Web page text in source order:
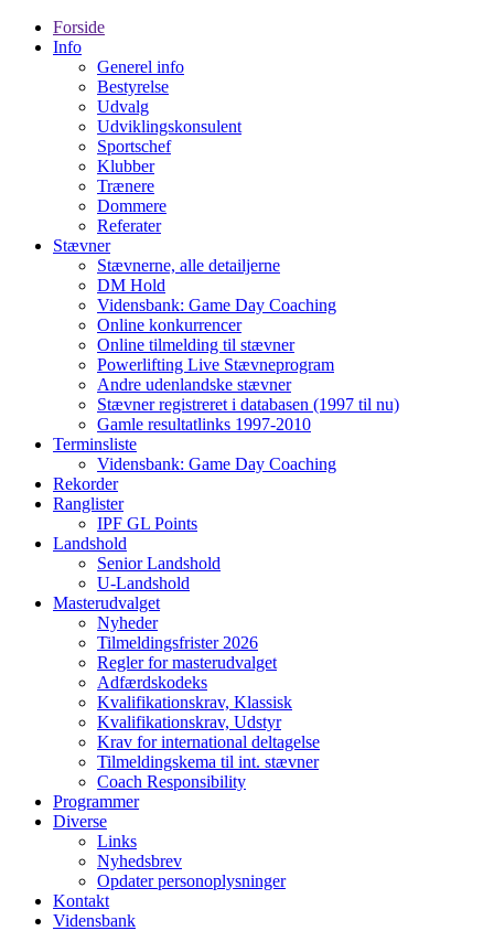
Forside
Info
Generel info
Bestyrelse
Udvalg
Udviklingskonsulent
Sportschef
Klubber
Trænere
Dommere
Referater
Stævner
Stævnerne, alle detailjerne
DM Hold
Vidensbank: Game Day Coaching
Online konkurrencer
Online tilmelding til stævner
Powerlifting Live Stævneprogram
Andre udenlandske stævner
Stævner registreret i databasen (1997 til nu)
Gamle resultatlinks 1997-2010
Terminsliste
Vidensbank: Game Day Coaching
Rekorder
Ranglister
IPF GL Points
Landshold
Senior Landshold
U-Landshold
Masterudvalget
Nyheder
Tilmeldingsfrister 2026
Regler for masterudvalget
Adfærdskodeks
Kvalifikationskrav, Klassisk
Kvalifikationskrav, Udstyr
Krav for international deltagelse
Tilmeldingskema til int. stævner
Coach Responsibility
Programmer
Diverse
Links
Nyhedsbrev
Opdater personoplysninger
Kontakt
Vidensbank